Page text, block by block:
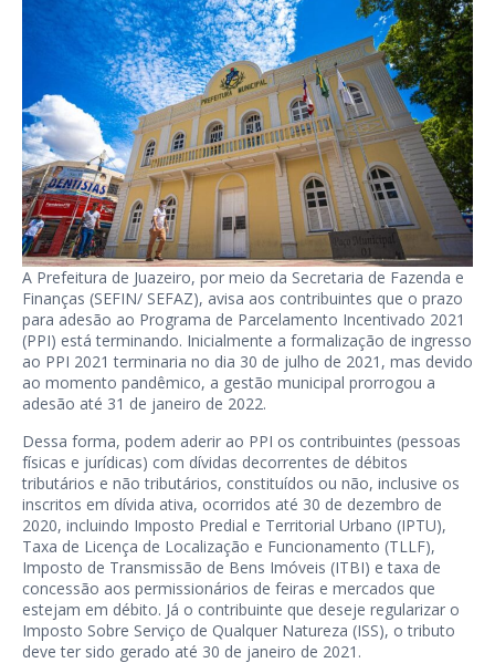
A Prefeitura de Juazeiro, por meio da Secretaria de Fazenda e
Finanças (SEFIN/ SEFAZ), avisa aos contribuintes que o prazo
para adesão ao Programa de Parcelamento Incentivado 2021
(PPI) está terminando. Inicialmente a formalização de ingresso
ao PPI 2021 terminaria no dia 30 de julho de 2021, mas devido
ao momento pandêmico, a gestão municipal prorrogou a
adesão até 31 de janeiro de 2022.
Dessa forma, podem aderir ao PPI os contribuintes (pessoas
físicas e jurídicas) com dívidas decorrentes de débitos
tributários e não tributários, constituídos ou não, inclusive os
inscritos em dívida ativa, ocorridos até 30 de dezembro de
2020, incluindo Imposto Predial e Territorial Urbano (IPTU),
Taxa de Licença de Localização e Funcionamento (TLLF),
Imposto de Transmissão de Bens Imóveis (ITBI) e taxa de
concessão aos permissionários de feiras e mercados que
estejam em débito. Já o contribuinte que deseje regularizar o
Imposto Sobre Serviço de Qualquer Natureza (ISS), o tributo
deve ter sido gerado até 30 de janeiro de 2021.